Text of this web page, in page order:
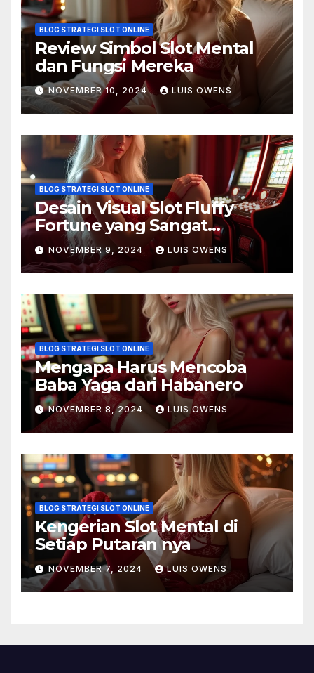
BLOG STRATEGI SLOT ONLINE
Review Simbol Slot Mental
dan Fungsi Mereka
NOVEMBER 10, 2024 LUIS OWENS
BLOG STRATEGI SLOT ONLINE
Desain Visual Slot Fluffy
Fortune yang Sangat
Memukau
NOVEMBER 9, 2024 LUIS OWENS
BLOG STRATEGI SLOT ONLINE
Mengapa Harus Mencoba
Baba Yaga dari Habanero
NOVEMBER 8, 2024 LUIS OWENS
BLOG STRATEGI SLOT ONLINE
Kengerian Slot Mental di
Setiap Putaran nya
NOVEMBER 7, 2024 LUIS OWENS